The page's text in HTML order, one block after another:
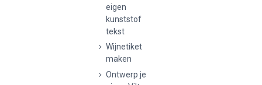
eigen
kunststof
tekst
Wijnetiket
maken
Ontwerp je